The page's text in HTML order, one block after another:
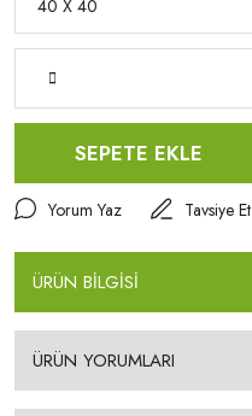
SEPETE EKLE
Yorum Yaz Tavsiye Et
ÜRÜN BİLGİSİ
ÜRÜN YORUMLARI